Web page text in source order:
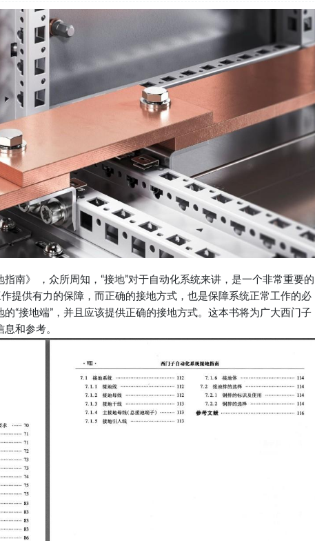
南》 ，众所周知，“接地”对于自动化系统来讲，是一个非常重要的
提供有力的保障，而正确的接地方式，也是保障系统正常工作的必
“接地端”，并且应该提供正确的接地方式。这本书将为广大西门子
和参考。